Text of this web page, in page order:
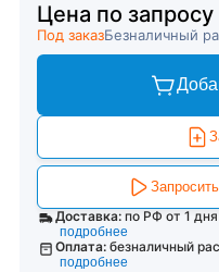
Цена по запросу
Под заказБезналичный
Доставка: по РФ от 1
подробнее
Оплата: безналичный
подробнее